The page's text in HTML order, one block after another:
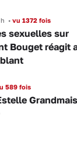
•vu 1372 fois
sexuelles sur
Bouget réagit
589 fois